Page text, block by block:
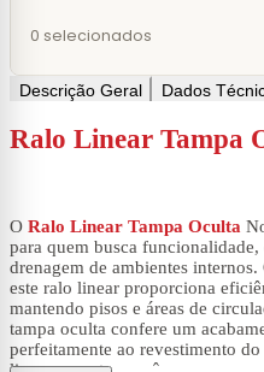
0 selecionados
Descrição Geral Dados
Ralo Linear Tampa
O Ralo Linear Tampa Oculta
para quem busca
drenagem de ambientes
este ralo linear proporciona
mantendo pisos e áreas de
tampa oculta confere um
perfeitamente ao revestimento